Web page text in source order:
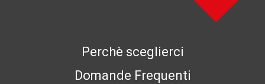
Perchè sceglierci
Domande Frequenti